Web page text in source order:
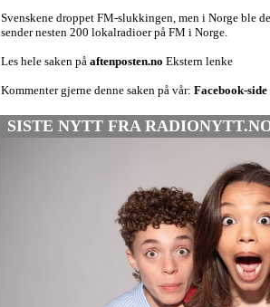
Svenskene droppet FM-slukkingen, men i Norge ble
sender nesten 200 lokalradioer på FM i Norge.
Les hele saken på aftenposten.no Ekstern lenke
Kommenter gjerne denne saken på vår: Facebook-side
SISTE NYTT FRA